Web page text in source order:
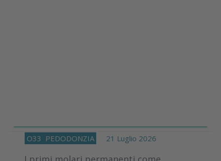
O33 PEDODONZIA 21 Luglio 2026